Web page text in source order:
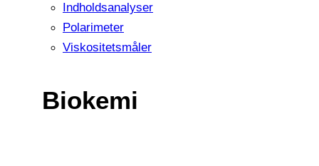
Indholdsanalyser
Polarimeter
Viskositetsmåler
Biokemi